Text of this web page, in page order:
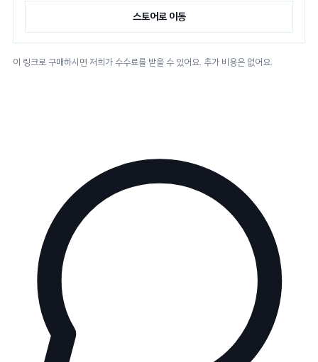
스토어로 이동
이 링크로 구매하시면 저희가 수수료를 받을 수 있어요. 추가 비용은 없어요.